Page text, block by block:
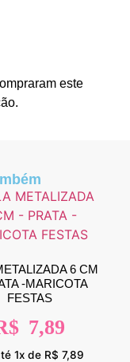
este
6 CM
-MARICOTA
FESTAS
7,89
1x de R$ 7,89